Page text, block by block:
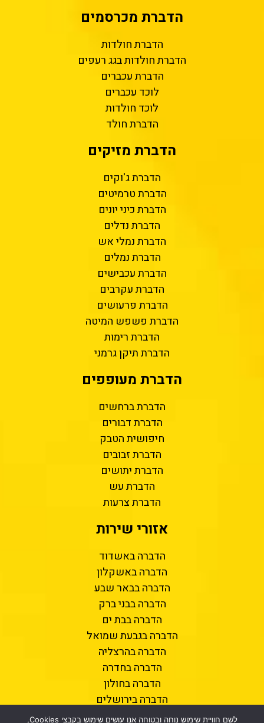
הדברת מכרסמים
הדברת חולדות
הדברת חולדות בגג רעפים
הדברת עכברים
לוכד עכברים
לוכד חולדות
הדברת חולד
הדברת מזיקים
הדברת ג'וקים
הדברת טרמיטים
הדברת כיני יונים
הדברת נדלים
הדברת נמלי אש
הדברת נמלים
הדברת עכבישים
הדברת עקרבים
הדברת פרעושים
הדברת פשפש המיטה
הדברת רימות
הדברת תיקן גרמני
הדברת מעופפים
הדברת ברחשים
הדברת דבורים
חיפושית הטבק
הדברת זבובים
הדברת יתושים
הדברת עש
הדברת צרעות
אזורי שירות
הדברה באשדוד
הדברה באשקלון
הדברה בבאר שבע
הדברה בבני ברק
הדברה בבת ים
הדברה בגבעת שמואל
הדברה בהרצליה
הדברה בחדרה
הדברה בחולון
הדברה בירושלים
הדברה בכפר סבא
לשם חוויית שימוש נוחה ובטוחה אנו עושים שימוש בקבצי Cookies,